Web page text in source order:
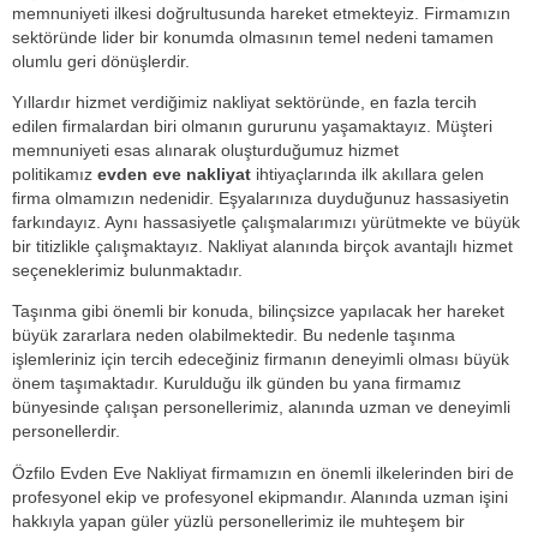
memnuniyeti ilkesi doğrultusunda hareket etmekteyiz. Firmamızın
sektöründe lider bir konumda olmasının temel nedeni tamamen
olumlu geri dönüşlerdir.
Yıllardır hizmet verdiğimiz nakliyat sektöründe, en fazla tercih
edilen firmalardan biri olmanın gururunu yaşamaktayız. Müşteri
memnuniyeti esas alınarak oluşturduğumuz hizmet
politikamız evden eve nakliyat ihtiyaçlarında ilk akıllara gelen
firma olmamızın nedenidir. Eşyalarınıza duyduğunuz hassasiyetin
farkındayız. Aynı hassasiyetle çalışmalarımızı yürütmekte ve büyük
bir titizlikle çalışmaktayız. Nakliyat alanında birçok avantajlı hizmet
seçeneklerimiz bulunmaktadır.
Taşınma gibi önemli bir konuda, bilinçsizce yapılacak her hareket
büyük zararlara neden olabilmektedir. Bu nedenle taşınma
işlemleriniz için tercih edeceğiniz firmanın deneyimli olması büyük
önem taşımaktadır. Kurulduğu ilk günden bu yana firmamız
bünyesinde çalışan personellerimiz, alanında uzman ve deneyimli
personellerdir.
Özfilo Evden Eve Nakliyat firmamızın en önemli ilkelerinden biri de
profesyonel ekip ve profesyonel ekipmandır. Alanında uzman işini
hakkıyla yapan güler yüzlü personellerimiz ile muhteşem bir